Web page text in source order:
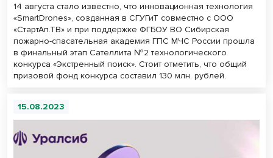
14 августа стало известно, что инновационная технология
«SmartDrones», созданная в СГУГиТ совместно с ООО
«СтартАп.ТВ» и при поддержке ФГБОУ ВО Сибирская
пожарно-спасательная академия ГПС МЧС России прошла
в финальный этап Сателлита №2 технологического
конкурса «Экстренный поиск». Стоит отметить, что общий
призовой фонд конкурса составил 130 млн. рублей.
15.08.2023